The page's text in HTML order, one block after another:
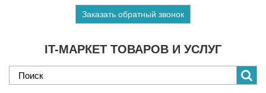
IT-МАРКЕТ ТОВАРОВ И УСЛУГ
Заказать обратный звонок